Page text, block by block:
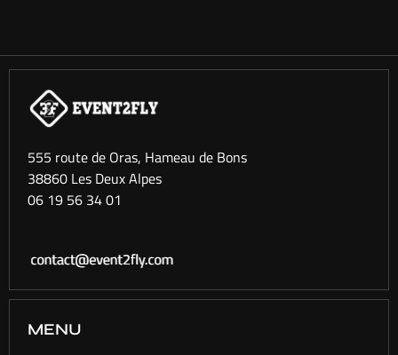
555 route de Oras, Hameau de Bons
38860 Les Deux Alpes
06 19 56 34 01​
MENU